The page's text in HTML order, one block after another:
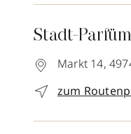
Stadt-
Markt 14,
zum